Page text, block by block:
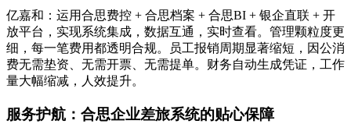
亿嘉和：运用合思费控 + 合思档案 + 合思BI + 银企直联 + 开
放平台，实现系统集成，数据互通，实时查看。管理颗粒度更
细，每一笔费用都透明合规。员工报销周期显著缩短，因公消
费无需垫资、无需开票、无需提单。财务自动生成凭证，工作
量大幅缩减，人效提升。
服务护航：合思企业差旅系统的贴心保障